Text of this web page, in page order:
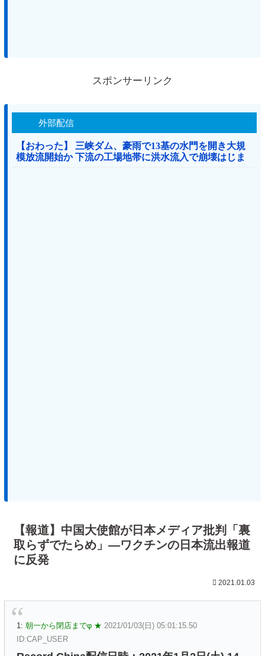
スポンサーリンク
外部配信
【おわった】 三峡ダム、豪雨で13基の水門を開き大規
模放流開始か 下流の工場地帯に洪水流入で崩壊はじま
る
【報道】中国大使館が日本メディア批判「裏
取らずでたらめ」―ワクチンの日本流出報道
に反発
2021.01.03
1: 朝一から閉店までφ ★ 2021/01/03(日) 05:01:15.50
ID:CAP_USER